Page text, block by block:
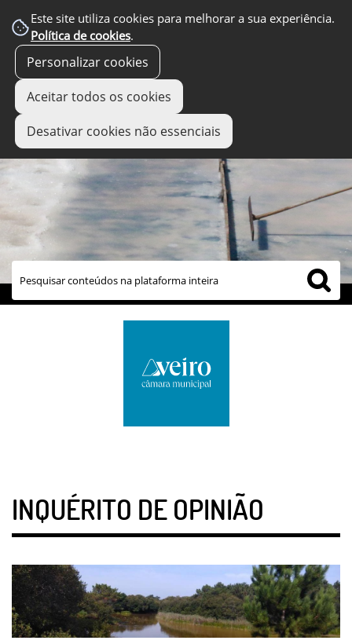
Este site utiliza cookies para melhorar a sua experiência.
Política de cookies.
Personalizar cookies
Aceitar todos os cookies
Desativar cookies não essenciais
links úteis
INQUÉRITO DE OPINIÃO